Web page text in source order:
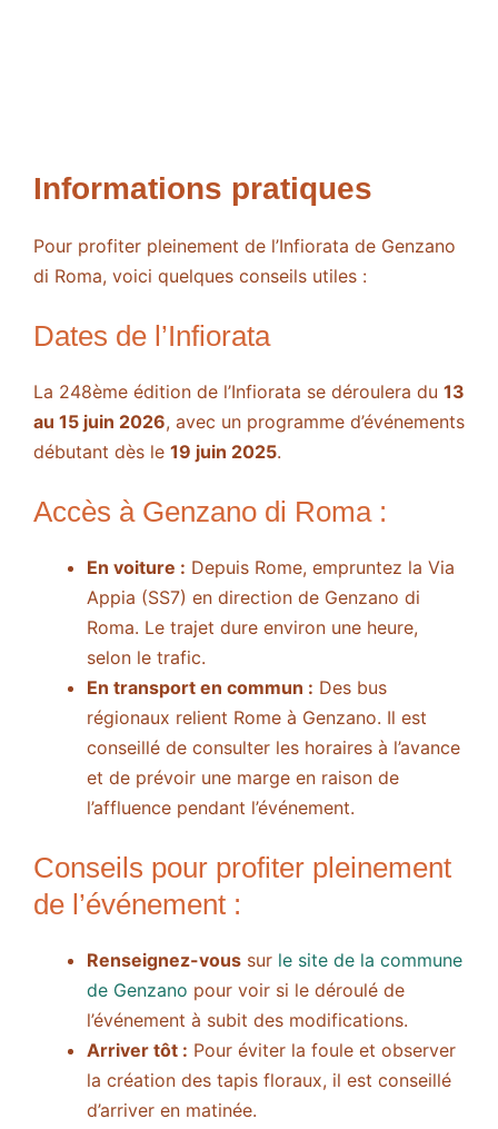
Informations pratiques
Pour profiter pleinement de l’Infiorata de Genzano
di Roma, voici quelques conseils utiles :
Dates de l’Infiorata
La 248ème édition de l’Infiorata se déroulera du 13
au 15 juin 2026, avec un programme d’événements
débutant dès le 19 juin 2025.
Accès à Genzano di Roma :
En voiture : Depuis Rome, empruntez la Via
Appia (SS7) en direction de Genzano di
Roma. Le trajet dure environ une heure,
selon le trafic.
En transport en commun : Des bus
régionaux relient Rome à Genzano. Il est
conseillé de consulter les horaires à l’avance
et de prévoir une marge en raison de
l’affluence pendant l’événement.
Conseils pour profiter pleinement
de l’événement :
Renseignez-vous sur le site de la commune
de Genzano pour voir si le déroulé de
l’événement à subit des modifications.
Arriver tôt : Pour éviter la foule et observer
la création des tapis floraux, il est conseillé
d’arriver en matinée.